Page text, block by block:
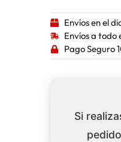
Envíos en el
Envíos a
Pago Seguro
Si